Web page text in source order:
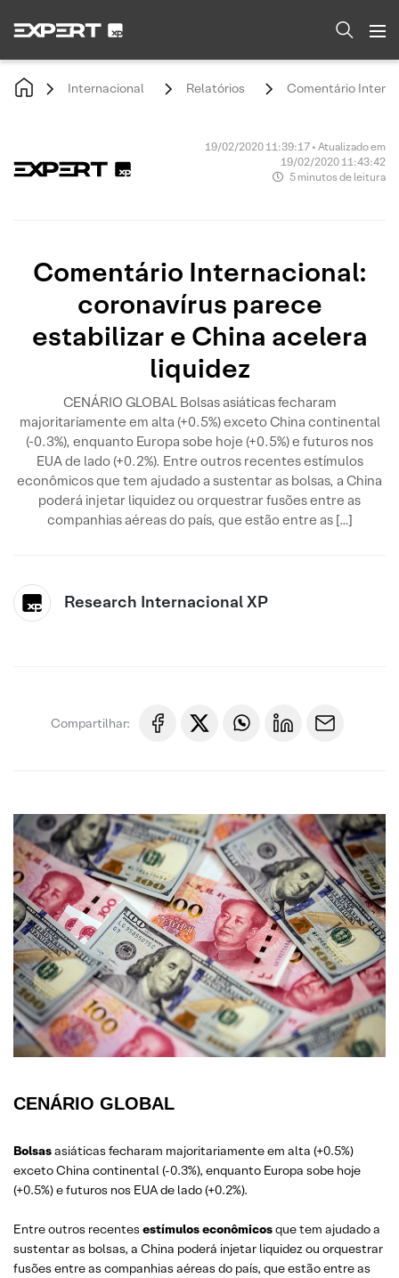
Internacional Relatórios Comentário
19/02/2020 11:39:17 • Atualizado em
19/02/2020 11:43:42
5 minutos de leitura
Comentário Internacional:
coronavírus parece
estabilizar e China acelera
liquidez
CENÁRIO GLOBAL Bolsas asiáticas fecharam
majoritariamente em alta (+0.5%) exceto China continental
(-0.3%), enquanto Europa sobe hoje (+0.5%) e futuros nos
EUA de lado (+0.2%). Entre outros recentes estímulos
econômicos que tem ajudado a sustentar as bolsas, a China
poderá injetar liquidez ou orquestrar fusões entre as
companhias aéreas do país, que estão entre as […]
Research Internacional XP
Compartilhar:
CENÁRIO GLOBAL
Bolsasasiáticas fecharam majoritariamente em alta (+0.5%)
exceto China continental (-0.3%), enquanto Europa sobe hoje
(+0.5%) e futuros nos EUA de lado (+0.2%).
Entre outros recentes estímulos econômicosque tem ajudado a
sustentar as bolsas, a China poderá injetar liquidez ou orquestrar
fusões entre as companhias aéreas do país, que estão entre as